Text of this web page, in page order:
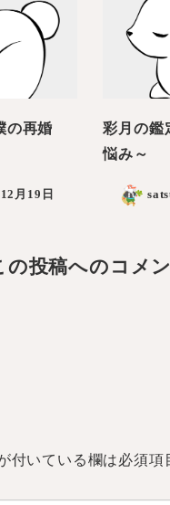
の再婚
月19日
彩月の
悩み～
の投稿へのコメ
付いている欄は必須項